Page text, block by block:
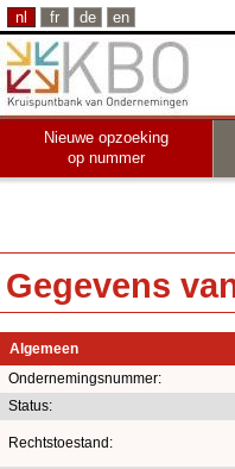
nl fr de en
Nieuwe opzoeking
op nummer
Gegevens
Algemeen
Ondernemingsnummer:
Status:
Rechtstoestand: